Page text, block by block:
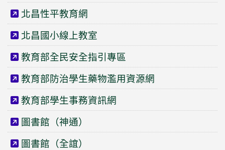
北昌性平教育網
北昌國小線上教室
教育部全民安全指引專區
教育部防治學生藥物濫用資源網
教育部學生事務資訊網
圖書館（神通）
圖書館（全誼）